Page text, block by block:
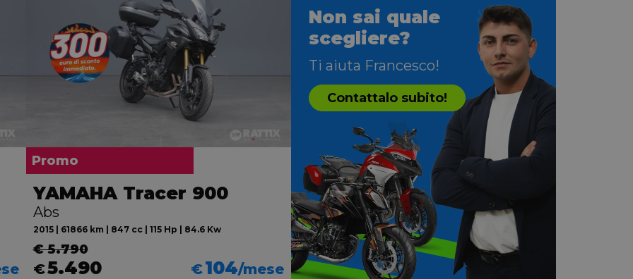
Promo
YAMAHA Tracer 900
Abs
2015 | 61866 km | 847 cc | 115 Hp | 84.6 Kw
€ 5.790
€5.490 €104/mese
Non sai quale
scegliere?
Ti aiuta Francesco!
Contattalo subito!